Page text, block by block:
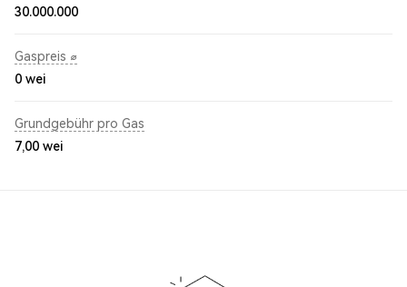
30.000.000
Gaspreis ⌀
0 wei
Grundgebühr pro Gas
7,00 wei